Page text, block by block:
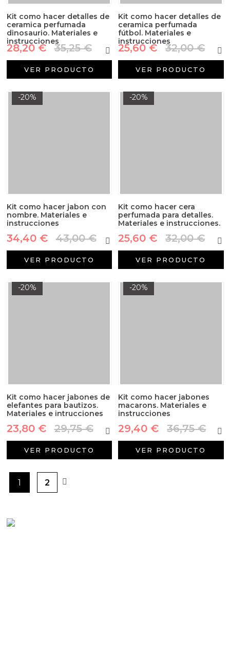
Kit como hacer detalles de
ceramica perfumada
dinosaurio. Materiales e
instrucciones
28,20 € 35,25 €
VER PRODUCTO
Kit como hacer detalles de
ceramica perfumada
fútbol. Materiales e
instrucciones
25,60 € 32,00 €
VER PRODUCTO
-20%
Kit como hacer jabon con
nombre. Materiales e
instrucciones
34,40 € 43,00 €
VER PRODUCTO
-20%
Kit como hacer cera
perfumada para detalles.
Materiales e instrucciones.
25,60 € 32,00 €
VER PRODUCTO
-20%
Kit como hacer jabones de
elefantes para bautizos.
Materiales e intrucciones
23,80 € 29,75 €
VER PRODUCTO
-20%
Kit como hacer jabones
macarons. Materiales e
instrucciones
29,40 € 36,75 €
VER PRODUCTO
1 2